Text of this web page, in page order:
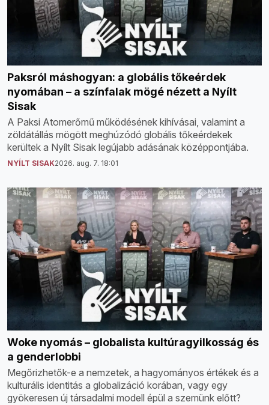
Paksról máshogyan: a globális tőkeérdek
nyomában – a színfalak mögé nézett a Nyílt
Sisak
A Paksi Atomerőmű működésének kihívásai, valamint a
zöldátállás mögött meghúzódó globális tőkeérdekek
kerültek a Nyílt Sisak legújabb adásának középpontjába.
NYÍLT SISAK2026. aug. 7. 18:01
Woke nyomás – globalista kultúragyilkosság és
a genderlobbi
Megőrizhetők-e a nemzetek, a hagyományos értékek és a
kulturális identitás a globalizáció korában, vagy egy
gyökeresen új társadalmi modell épül a szemünk előtt?